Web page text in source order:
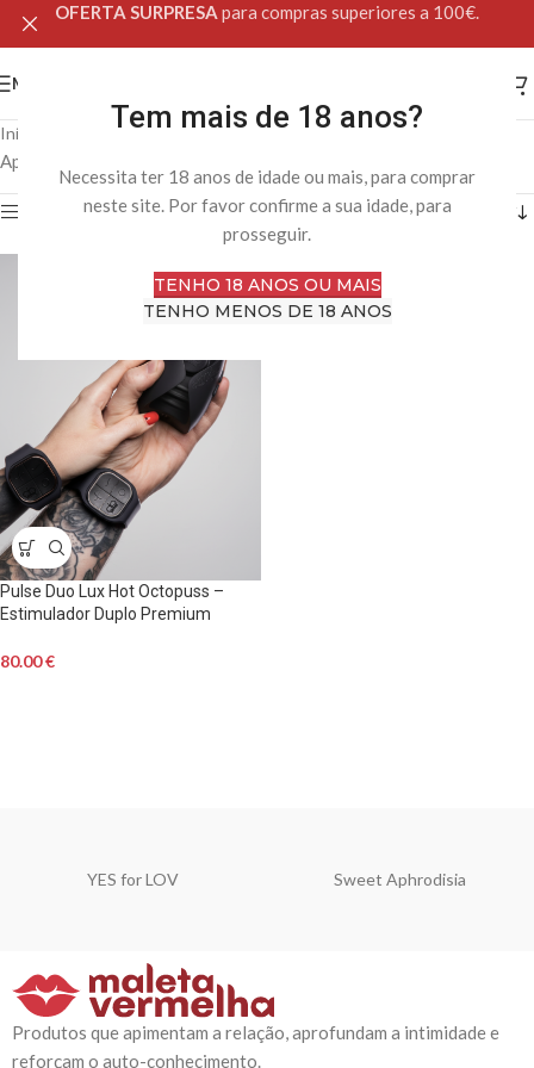
Tem mais de 18 anos?
Necessita ter 18 anos de idade ou mais, para comprar
neste site. Por favor confirme a sua idade, para
prosseguir.
TENHO 18 ANOS OU MAIS
TENHO MENOS DE 18 ANOS
OFERTA SURPRESA para compras superiores a 100€.
MENU
Início Loja Online Produtos etiquetados com “Hot Octopuss”
Apenas um resultado
Pulse Duo Lux Hot Octopuss –
Estimulador Duplo Premium
80.00€
YES for LOV Sweet Aphrodisia
Produtos que apimentam a relação, aprofundam a intimidade e
reforçam o auto-conhecimento.